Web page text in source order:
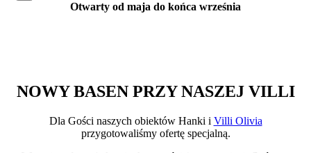
Otwarty od maja do końca września
NOWY BASEN PRZY NASZEJ VILLI
Dla Gości naszych obiektów Hanki i Villi Olivia
przygotowaliśmy ofertę specjalną.